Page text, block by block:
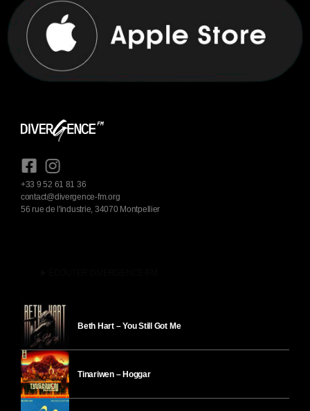
+33 9 52 61 81 36
contact@divergence-fm.org
56 rue de l'industrie, 34070 Montpellier
Beth Hart – You Still Got Me
Tinariwen – Hoggar